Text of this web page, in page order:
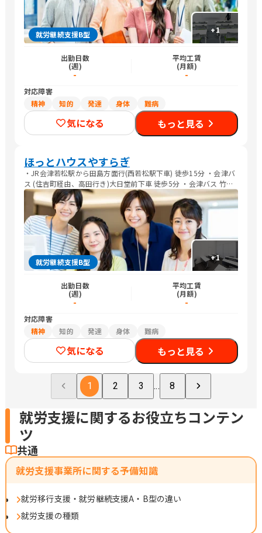
+1
就労継続支援B型
出勤日数
(週)
-
平均工賃
(月額)
-
対応障害
精神
知的 発達 身体 難病
気になる もっと見る
ほっとハウスやすらぎ
・JR会津若松駅から田島方面行(西若松駅下車) 徒歩15分 ・会津バ
ス (住吉町経由、高田行き)大日堂前下車 徒歩5分 ・会津バス 竹田
綜合病院下車 徒歩7分
+1
就労継続支援B型
出勤日数
(週)
-
平均工賃
(月額)
-
対応障害
精神
知的 発達 身体 難病
気になる もっと見る
1 2 3 ... 8
就労支援に関するお役立ちコンテン
ツ
共通
就労支援事業所に関する予備知識
就労移行支援・就労継続支援A・B型の違い
就労支援の種類